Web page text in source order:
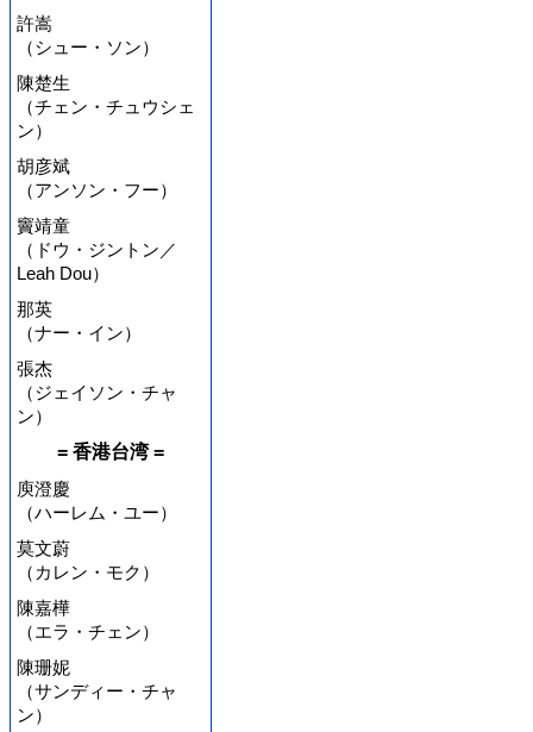
許嵩
（シュー・ソン）
陳楚生
（チェン・チュウシェ
ン）
胡彦斌
（アンソン・フー）
竇靖童
（ドウ・ジントン／
Leah Dou）
那英
（ナー・イン）
張杰
（ジェイソン・チャ
ン）
= 香港台湾 =
庾澄慶
（ハーレム・ユー）
莫文蔚
（カレン・モク）
陳嘉樺
（エラ・チェン）
陳珊妮
（サンディー・チャ
ン）